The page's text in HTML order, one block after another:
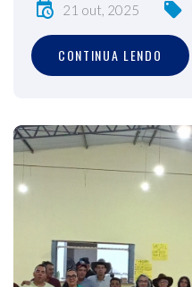
21 out, 2025
CONTINUA LENDO